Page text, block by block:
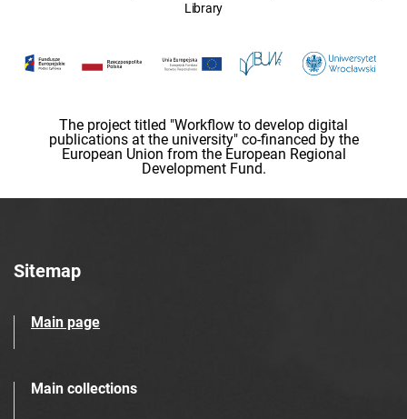
Library
The project titled "Workflow to develop digital
publications at the university" co-financed by the
European Union from the European Regional
Development Fund.
Sitemap
Main page
Main collections